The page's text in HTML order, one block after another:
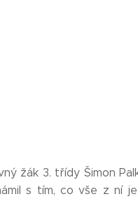
žák 3. třídy Šimon
s tím, co vše z ní